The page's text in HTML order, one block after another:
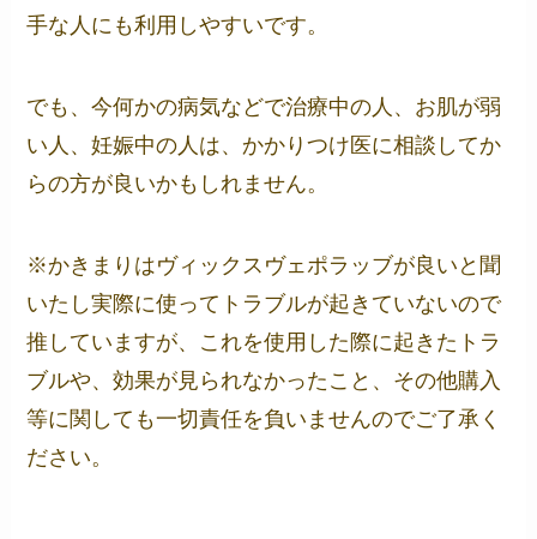
手な人にも利用しやすいです。
でも、今何かの病気などで治療中の人、お肌が弱
い人、妊娠中の人は、かかりつけ医に相談してか
らの方が良いかもしれません。
※かきまりはヴィックスヴェポラッブが良いと聞
いたし実際に使ってトラブルが起きていないので
推していますが、これを使用した際に起きたトラ
ブルや、効果が見られなかったこと、その他購入
等に関しても一切責任を負いませんのでご了承く
ださい。